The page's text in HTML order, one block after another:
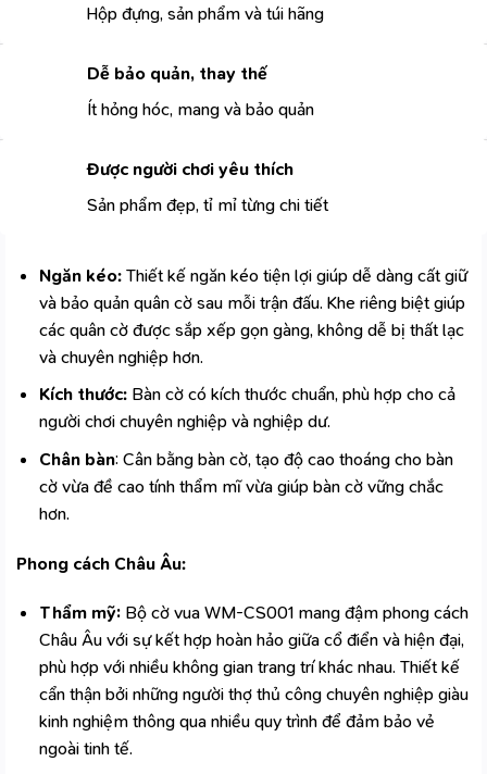
Hộp đựng, sản phẩm và túi hãng
Dễ bảo quản, thay thế
Ít hỏng hóc, mang và bảo quản
Được người chơi yêu thích
Sản phẩm đẹp, tỉ mỉ từng chi tiết
Ngăn kéo:Thiết kế ngăn kéo tiện lợi giúp dễ dàng cất giữ
và bảo quản quân cờ sau mỗi trận đấu. Khe riêng biệt giúp
các quân cờ được sắp xếp gọn gàng, không dễ bị thất lạc
và chuyên nghiệp hơn.
Kích thước:Bàn cờ có kích thước chuẩn, phù hợp cho cả
người chơi chuyên nghiệp và nghiệp dư.
Chân bàn: Cân bằng bàn cờ, tạo độ cao thoáng cho bàn
cờ vừa đề cao tính thẩm mĩ vừa giúp bàn cờ vững chắc
hơn.
Phong cách Châu Âu:
Thẩm mỹ:Bộ cờ vua WM-CS001 mang đậm phong cách
Châu Âu với sự kết hợp hoàn hảo giữa cổ điển và hiện đại,
phù hợp với nhiều không gian trang trí khác nhau. Thiết kế
cẩn thận bởi những người thợ thủ công chuyên nghiệp giàu
kinh nghiệm thông qua nhiều quy trình để đảm bảo vẻ
ngoài tinh tế.